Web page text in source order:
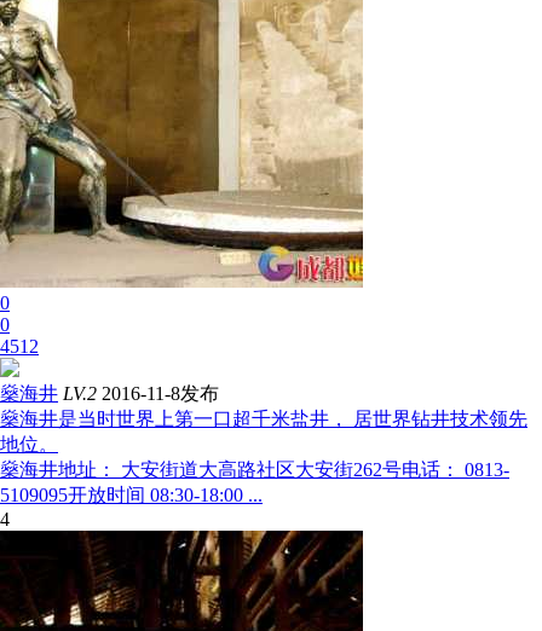
0
0
4512
燊海井 LV.2 2016-11-8发布
燊海井是当时世界上第一口超千米盐井， 居世界钻井技术领先
地位。
燊海井地址： 大安街道大高路社区大安街262号电话： 0813-
5109095开放时间 08:30-18:00 ...
4